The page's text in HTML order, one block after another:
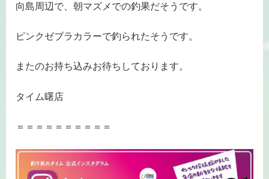
向島周辺で、朝マズメでの釣果だそうです。
ピンクゼブラカラーで釣られたそうです。
またのお持ち込みお待ちしております。
タイム曙店
＝＝＝＝＝＝＝＝＝＝